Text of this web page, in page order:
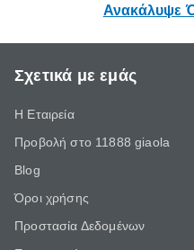
Ανακάλυψε
Σχετικά με εμάς
Η Εταιρεία
Προβολή στο 11888 giaola
Blog
Όροι χρήσης
Προστασία Δεδομένων